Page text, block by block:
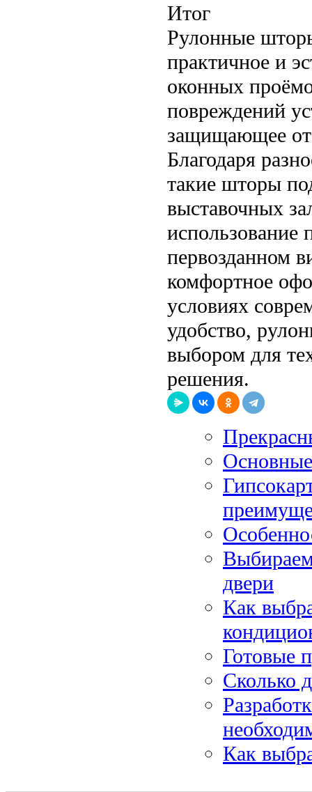
Итог
Рулонные
практичное и
оконных
повреждений
защищающее от
Благодаря
такие шторы
выставочных
использование
первозданном
комфортное
условиях
удобство,
выбором для
решения.
двери
Как
Готовые
Сколько
Как